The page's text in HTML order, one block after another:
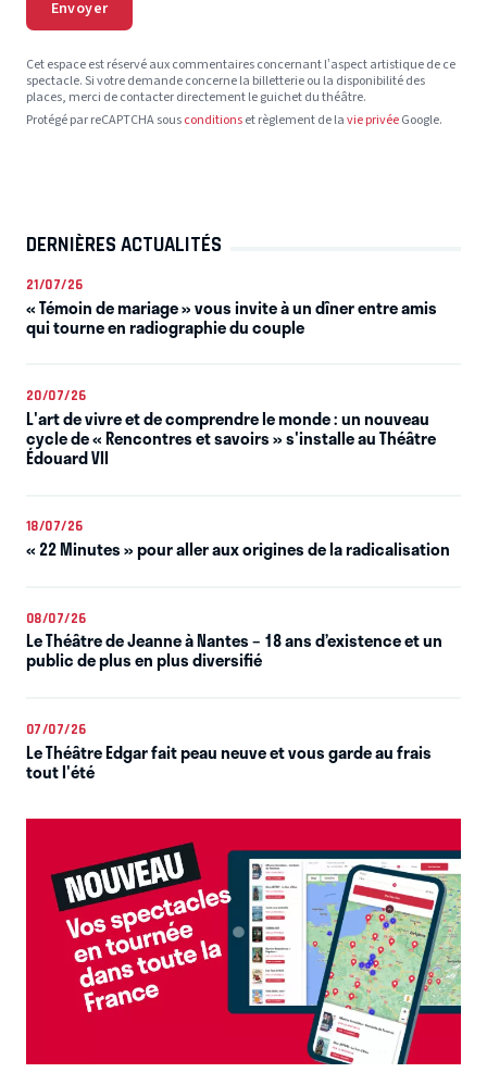
Envoyer
Cet espace est réservé aux commentaires concernant l’aspect artistique de ce
spectacle. Si votre demande concerne la billetterie ou la disponibilité des
places, merci de contacter directement le guichet du théâtre.
Protégé par reCAPTCHA sousconditionset règlement de lavie privéeGoogle.
DERNIÈRES ACTUALITÉS
21/07/26
« Témoin de mariage » vous invite à un dîner entre amis
qui tourne en radiographie du couple
20/07/26
L'art de vivre et de comprendre le monde : un nouveau
cycle de « Rencontres et savoirs » s'installe au Théâtre
Édouard VII
18/07/26
« 22 Minutes » pour aller aux origines de la radicalisation
08/07/26
Le Théâtre de Jeanne à Nantes – 18 ans d’existence et un
public de plus en plus diversifié
07/07/26
Le Théâtre Edgar fait peau neuve et vous garde au frais
tout l'été